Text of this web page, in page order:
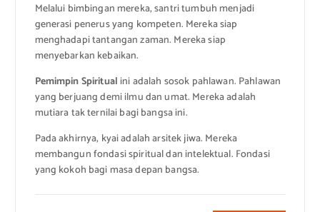
Melalui bimbingan mereka, santri tumbuh menjadi
generasi penerus yang kompeten. Mereka siap
menghadapi tantangan zaman. Mereka siap
menyebarkan kebaikan.
Pemimpin Spiritualini adalah sosok pahlawan. Pahlawan
yang berjuang demi ilmu dan umat. Mereka adalah
mutiara tak ternilai bagi bangsa ini.
Pada akhirnya, kyai adalah arsitek jiwa. Mereka
membangun fondasi spiritual dan intelektual. Fondasi
yang kokoh bagi masa depan bangsa.